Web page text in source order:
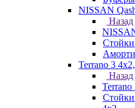
NISSAN
Назад
Стойки
Terrano 3
Назад
Terrano
Стойки